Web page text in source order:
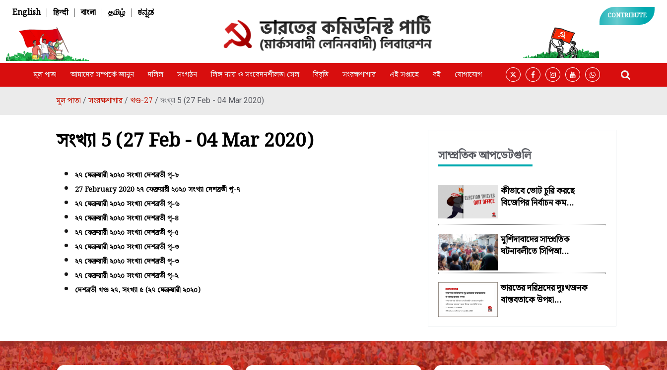
English | हिन्दी | বাংলা | தமிழ் | ಕನ್ನಡ CONTRIBUTE
মূল পাতা আমাদের সম্পর্কে জানুন দলিল সংগঠন লিঙ্গ ন্যায় ও সংবেদনশীলতা সেল বিবৃতি সংরক্ষণাগার এই সপ্তাহে বই যোগাযোগ
মূল পাতা / সংরক্ষণাগার/ খণ্ড-27 / সংখ্যা 5 (27 Feb - 04 Mar 2020)
সংখ্যা 5 (27 Feb - 04 Mar 2020)
২৭ ফেব্রুয়ারী ২০২০ সংখ্যা দেশব্রতী পৃ-৮
27 February 2020 ২৭ ফেব্রুয়ারী ২০২০ সংখ্যা দেশব্রতী পৃ-৭
২৭ ফেব্রুয়ারী ২০২০ সংখ্যা দেশব্রতী পৃ-৬
২৭ ফেব্রুয়ারী ২০২০ সংখ্যা দেশব্রতী পৃ-৪
২৭ ফেব্রুয়ারী ২০২০ সংখ্যা দেশব্রতী পৃ-৫
২৭ ফেব্রুয়ারী ২০২০ সংখ্যা দেশব্রতী পৃ-৩
২৭ ফেব্রুয়ারী ২০২০ সংখ্যা দেশব্রতী পৃ-৩
২৭ ফেব্রুয়ারী ২০২০ সংখ্যা দেশব্রতী পৃ-২
দেশব্রতী খণ্ড ২৭, সংখ্যা ৫ (২৭ ফেব্রুয়ারী ২০২০)
সাম্প্রতিক আপডেটগুলি
কীভাবে ভোট চুরি করছে
বিজেপির নির্বাচন কম...
মুর্শিদাবাদের সাম্প্রতিক
ঘটনাবলীতে সিপিআ...
ভারতের দরিদ্রদের দুঃখজনক
বাস্তবতাকে উপহা...